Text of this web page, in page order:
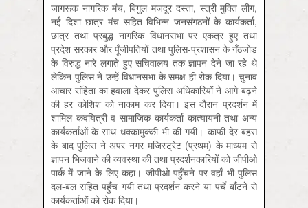
जागरूक नागरिक मंच, बिगुल मज़दूर दस्ता, स्त्री मुक्ति लीग,
नई दिशा छात्र मंच सहित विभिन्न जनसंगठनों के कार्यकर्ता,
छात्र तथा प्रबुद्ध नागरिक विधानसभा पर एकत्र हुए तथा
प्रदेश सरकार और पूँजीपतियों तथा पुलिस-प्रशासन के गँठजोड़
के विरुद्ध नारे लगाते हुए सचिवालय तक ज्ञापन देने जा रहे थे
लेकिन पुलिस ने उन्हें विधानसभा के समक्ष ही रोक दिया। चुनाव
आचार संहिता का हवाला देकर पुलिस अधिकारियों ने आगे बढ़ने
की हर कोशिश को नाकाम कर दिया। इस दौरान प्रदर्शन में
शामिल कवयित्री व सामाजिक कार्यकर्ता कात्यायनी तथा अन्य
कार्यकर्ताओं के साथ धक्कामुक्की भी की गयी। काफी देर बहस
के बाद पुलिस ने अपर नगर मजिस्ट्रेट (प्रथम) के माध्यम से
ज्ञापन भिजवाने की व्यवस्था की तथा प्रदर्शनकारियों को जीपीओ
पार्क में जाने के लिए कहा। जीपीओ पहुँचने पर वहाँ भी पुलिस
दल-बल सहित पहुँच गयी तथा प्रदर्शन करने या पर्चे बाँटने से
कार्यकर्ताओं को रोक दिया।